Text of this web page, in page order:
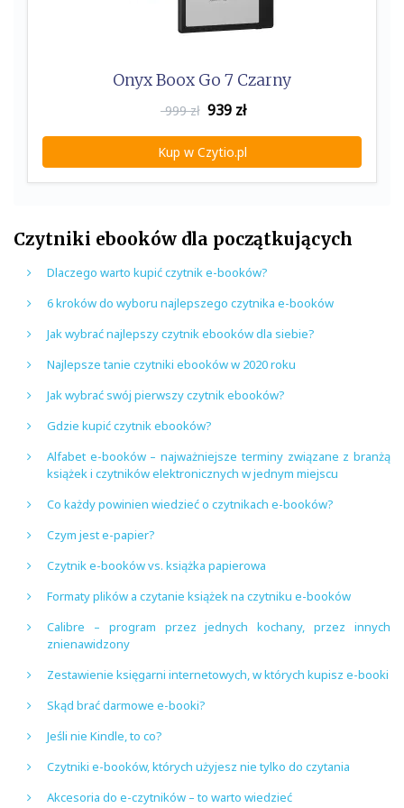
Onyx Boox Go 7 Czarny
999 zł 939 zł
Kup w Czytio.pl
Czytniki ebooków dla początkujących
Dlaczego warto kupić czytnik e-booków?
6 kroków do wyboru najlepszego czytnika e-booków
Jak wybrać najlepszy czytnik ebooków dla siebie?
Najlepsze tanie czytniki ebooków w 2020 roku
Jak wybrać swój pierwszy czytnik ebooków?
Gdzie kupić czytnik ebooków?
Alfabet e-booków – najważniejsze terminy związane z branżą
książek i czytników elektronicznych w jednym miejscu
Co każdy powinien wiedzieć o czytnikach e-booków?
Czym jest e-papier?
Czytnik e-booków vs. książka papierowa
Formaty plików a czytanie książek na czytniku e-booków
Calibre – program przez jednych kochany, przez innych
znienawidzony
Zestawienie księgarni internetowych, w których kupisz e-booki
Skąd brać darmowe e-booki?
Jeśli nie Kindle, to co?
Czytniki e-booków, których użyjesz nie tylko do czytania
Akcesoria do e-czytników – to warto wiedzieć